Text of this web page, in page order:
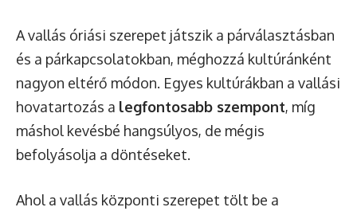
A vallás óriási szerepet játszik a párválasztásban
és a párkapcsolatokban, méghozzá kultúránként
nagyon eltérő módon. Egyes kultúrákban a vallási
hovatartozás a legfontosabb szempont, míg
máshol kevésbé hangsúlyos, de mégis
befolyásolja a döntéseket.
Ahol a vallás központi szerepet tölt be a